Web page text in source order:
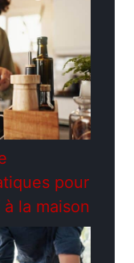
pour
la maison